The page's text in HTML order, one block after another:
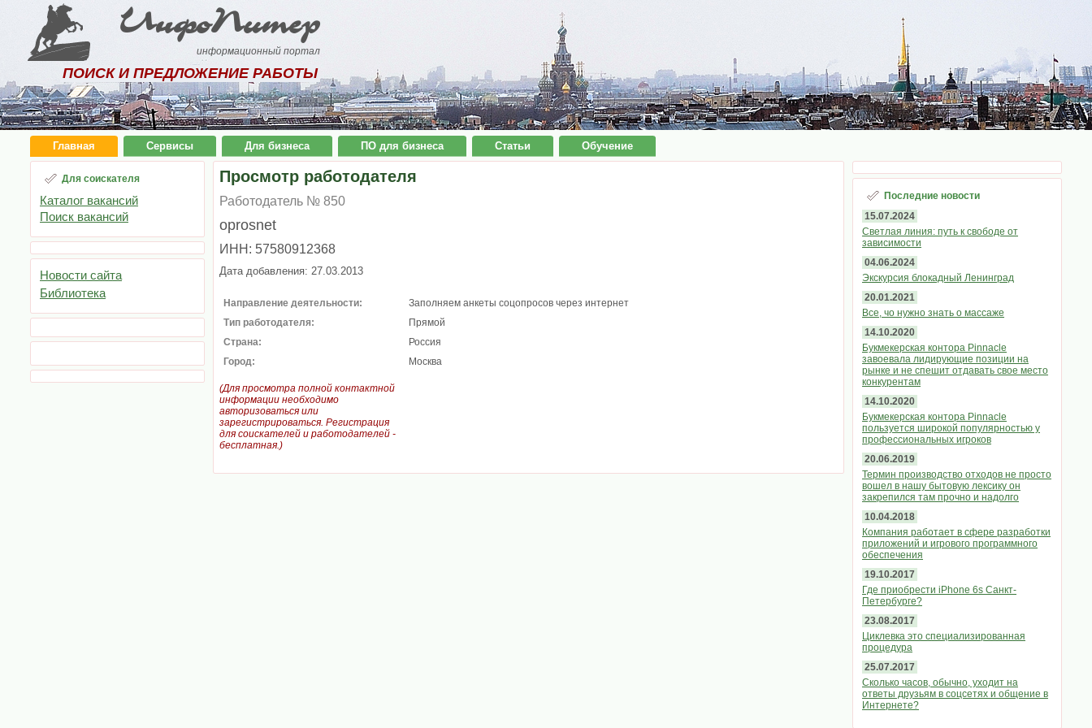
ИнфоПитер
информационный портал
ПОИСК И ПРЕДЛОЖЕНИЕ РАБОТЫ
Главная Сервисы Для бизнеса ПО для бизнеса Статьи Обучение
Для соискателя
Каталог вакансий
Поиск вакансий
Новости сайта
Библиотека
Просмотр работодателя
Работодатель № 850
oprosnet
ИНН: 57580912368
Дата добавления: 27.03.2013
Направление деятельности:
Заполняем анкеты соцопросов через интернет
Тип работодателя:
Прямой
Страна:
Россия
Город:
Москва
(Для просмотра полной контактной
информации необходимо
авторизоваться или
зарегистрироваться. Регистрация
для соискателей и работодателей -
бесплатная.)
Последние новости
15.07.2024
Светлая линия: путь к свободе от
зависимости
04.06.2024
Экскурсия блокадный Ленинград
20.01.2021
Все, чо нужно знать о массаже
14.10.2020
Букмекерская контора Pinnacle
завоевала лидирующие позиции на
рынке и не спешит отдавать свое место
конкурентам
14.10.2020
Букмекерская контора Pinnacle
пользуется широкой популярностью у
профессиональных игроков
20.06.2019
Термин производство отходов не просто
вошел в нашу бытовую лексику он
закрепился там прочно и надолго
10.04.2018
Компания работает в сфере разработки
приложений и игрового программного
обеспечения
19.10.2017
Где приобрести iPhone 6s Санкт-
Петербурге?
23.08.2017
Циклевка это специализированная
процедура
25.07.2017
Сколько часов, обычно, уходит на
ответы друзьям в соцсетях и общение в
Интернете?